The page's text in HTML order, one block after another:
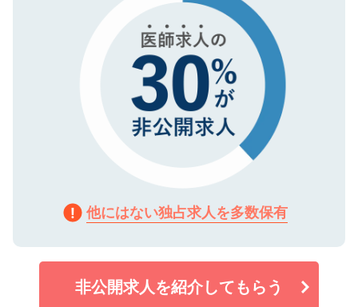
他にはない独占求人を多数保有
非公開求人を紹介してもらう